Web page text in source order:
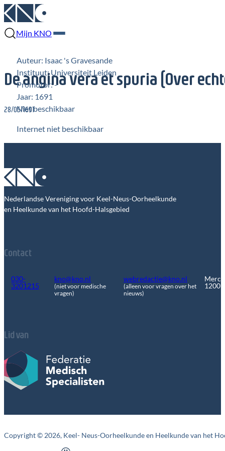
Mijn KNO
De angina vera et spuria (Over
28/05/1691
Auteur: Isaac 's Gravesande
Instituut: Universiteit Leiden
Promotor: -
Jaar: 1691
Niet beschikbaar
Internet niet beschikbaar
Nederlandse Vereniging voor Keel-Neus-Oorheelkunde
en Heelkunde van het Hoofd-Halsgebied
Contact
030-
3201215
kno@kno.nl
(niet voor medische
vragen)
webredactie@kno.nl
(alleen voor vragen over het
nieuws)
1200
Lid van
Copyright © 2026, Keel- Neus-Oorheelkunde en Heelkunde van het